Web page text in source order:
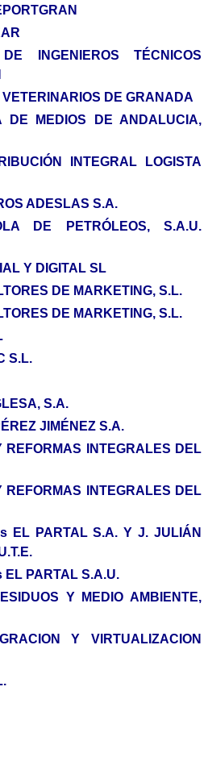
INGENIEROS TÉCNICOS
DE GRANADA
DE MEDIOS DE ANDALUCIA,
INTEGRAL LOGISTA
ADESLAS S.A.
DE PETRÓLEOS, S.A.U.
Y DIGITAL SL
DE MARKETING, S.L.
DE MARKETING, S.L.
S.L.
S.A.
JIMÉNEZ S.A.
REFORMAS INTEGRALES DEL
REFORMAS INTEGRALES DEL
EL PARTAL S.A. Y J. JULIÁN
PARTAL S.A.U.
Y MEDIO AMBIENTE,
Y VIRTUALIZACION